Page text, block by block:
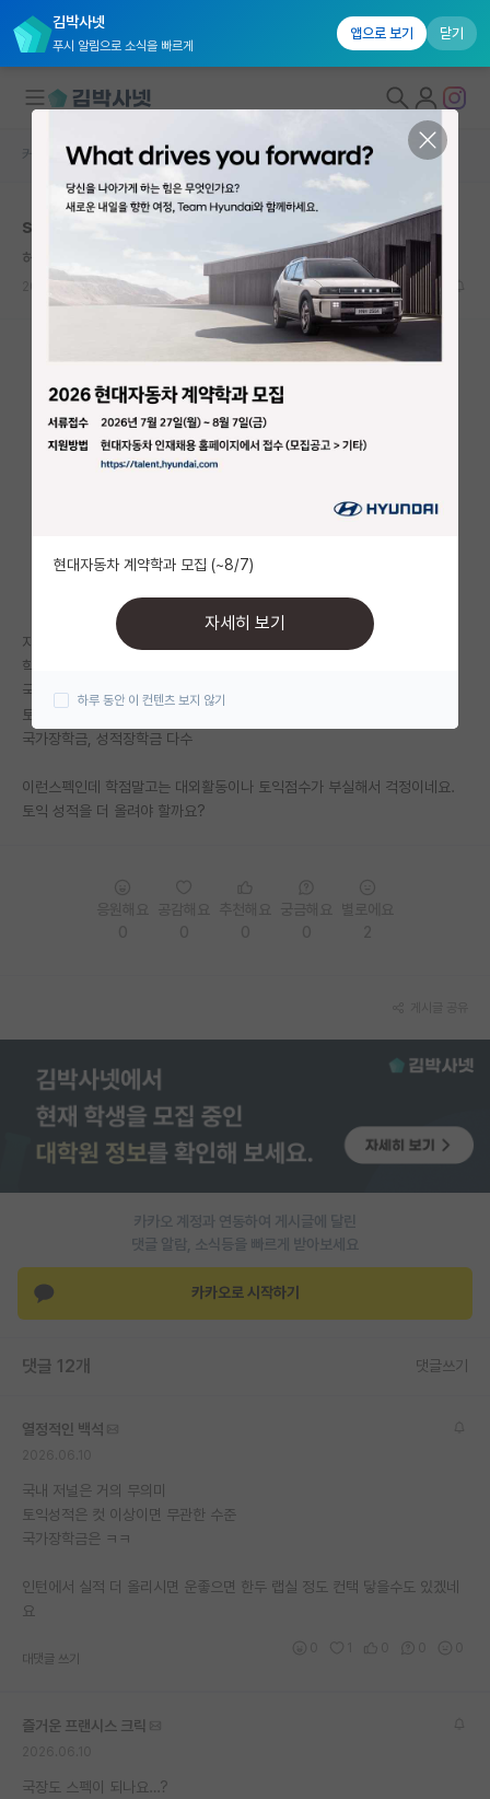
김박사넷
푸시 알림으로 소식을 빠르게
앱으로 보기 닫기
대학원생 모집
연구실&오픈랩
커뮤니티 홈
전체글보기
베스트 게시판
미국 유학 게시판
미국 대학원 합격 후기 게시판
대학원 합격 후기 게시판
연구실(PI) 홍보 게시판
석박사 채용 정보 게시판
특수/전문대학원 게시판
반도체/AI 게시판
장학금/장학생 게시판
학술 정보 게시판
커리어
유학교육
재팬라운지 🌸
커뮤니티 홈 자유 게시판(아무개랩)
skp 지원 스펙
허탈한 레오나르도 다빈치
1831
지거국 (부산경북) 자연대 4.46/4.5 (1/50)
학부인턴 6개월
국내저널 공동저자 1편
토익 750
국가장학금, 성적장학금 다수
이런스펙인데 학점말고는 대외활동이나 토익점수가 부실해서 걱정이네요.
토익 성적을 더 올려야 할까요?
카카오 계정과 연동하여 게시글에 달린
댓글 알람, 소식등을 빠르게 받아보세요
카카오로 시작하기
댓글 12개 댓글쓰기
열정적인 백석
국내 저널은 거의 무의미
토익성적은 컷 이상이면 무관한 수준
국가장학금은 ㅋㅋ
인턴에서 실적 더 올리시면 운좋으면 한두 랩실 정도 컨택 닿을수도 있겠네
요
대댓글 쓰기
즐거운 프랜시스 크릭
국장도 스펙이 되나요…?
현대자동차 계약학과 모집 (~8/7)
자세히 보기
하루 동안 이 컨텐츠 보지 않기